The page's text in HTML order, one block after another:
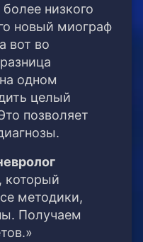
низкого
новый миограф
вот во
одном
целый
позволяет
который
методики,
Получаем